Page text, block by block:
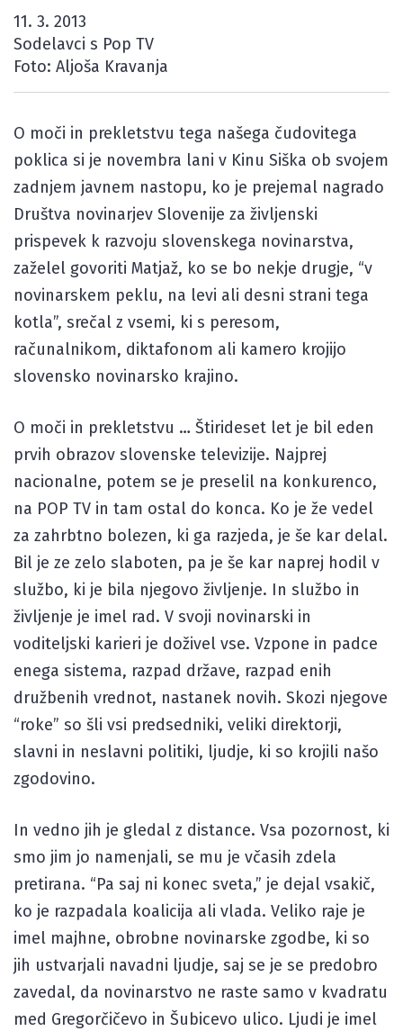
11. 3. 2013
Sodelavci s Pop TV
Foto: Aljoša Kravanja
O moči in prekletstvu tega našega čudovitega
poklica si je novembra lani v Kinu Siška ob svojem
zadnjem javnem nastopu, ko je prejemal nagrado
Društva novinarjev Slovenije za življenski
prispevek k razvoju slovenskega novinarstva,
zaželel govoriti Matjaž, ko se bo nekje drugje, “v
novinarskem peklu, na levi ali desni strani tega
kotla”, srečal z vsemi, ki s peresom,
računalnikom, diktafonom ali kamero krojijo
slovensko novinarsko krajino.
O moči in prekletstvu … Štirideset let je bil eden
prvih obrazov slovenske televizije. Najprej
nacionalne, potem se je preselil na konkurenco,
na POP TV in tam ostal do konca. Ko je že vedel
za zahrbtno bolezen, ki ga razjeda, je še kar delal.
Bil je ze zelo slaboten, pa je še kar naprej hodil v
službo, ki je bila njegovo življenje. In službo in
življenje je imel rad. V svoji novinarski in
voditeljski karieri je doživel vse. Vzpone in padce
enega sistema, razpad države, razpad enih
družbenih vrednot, nastanek novih. Skozi njegove
“roke” so šli vsi predsedniki, veliki direktorji,
slavni in neslavni politiki, ljudje, ki so krojili našo
zgodovino.
In vedno jih je gledal z distance. Vsa pozornost, ki
smo jim jo namenjali, se mu je včasih zdela
pretirana. “Pa saj ni konec sveta,” je dejal vsakič,
ko je razpadala koalicija ali vlada. Veliko raje je
imel majhne, obrobne novinarske zgodbe, ki so
jih ustvarjali navadni ljudje, saj se je se predobro
zavedal, da novinarstvo ne raste samo v kvadratu
med Gregorčičevo in Šubicevo ulico. Ljudi je imel